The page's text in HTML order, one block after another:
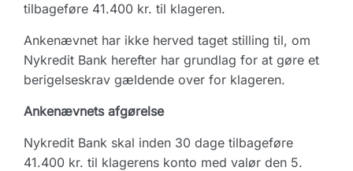
tilbageføre 41.400 kr. til klageren.
Ankenævnet har ikke herved taget stilling til, om
Nykredit Bank herefter har grundlag for at gøre et
berigelseskrav gældende over for klageren.
Ankenævnets afgørelse
Nykredit Bank skal inden 30 dage tilbageføre
41.400 kr. til klagerens konto med valør den 5.